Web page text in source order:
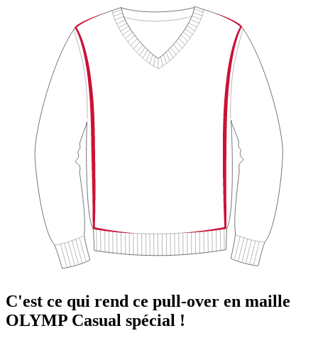
C'est ce qui rend ce pull-over en maille
OLYMP Casual spécial !